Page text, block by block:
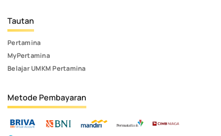
Tautan
Pertamina
MyPertamina
Belajar UMKM Pertamina
Metode Pembayaran